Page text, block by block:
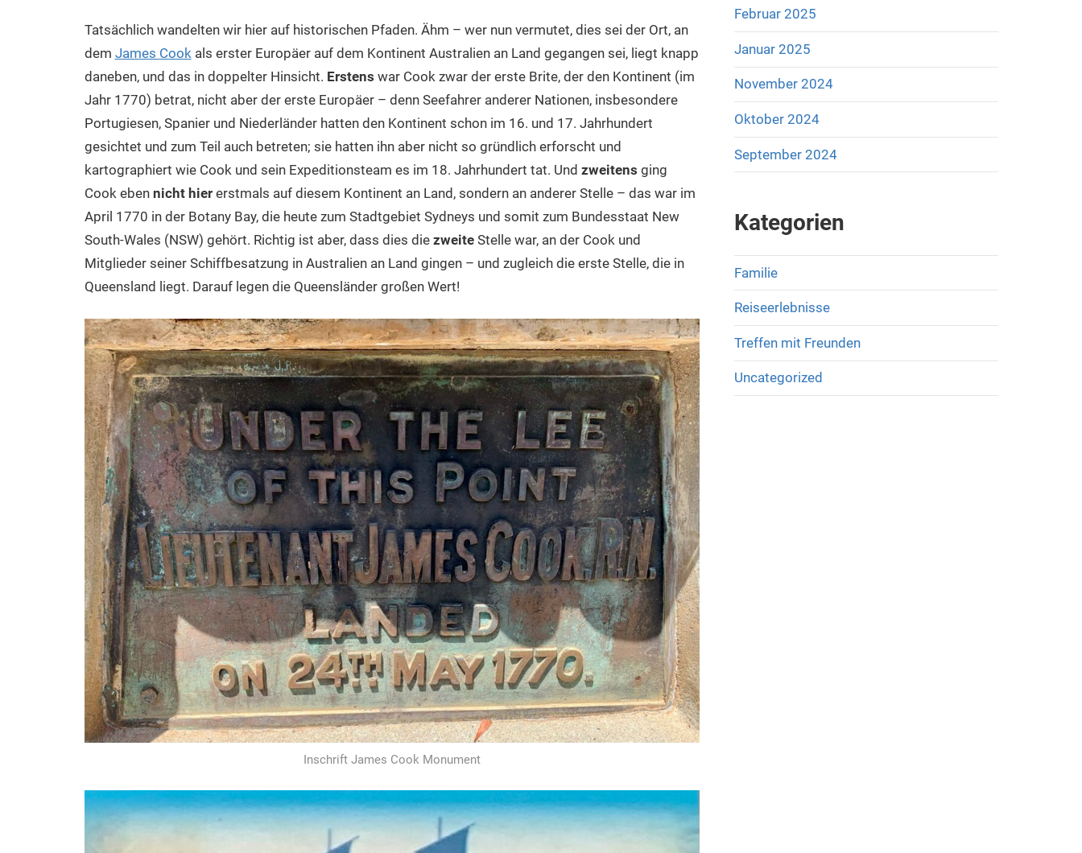
Tatsächlich wandelten wir hier auf historischen Pfaden. Ähm – wer nun vermutet, dies sei der Ort, an
dem James Cook als erster Europäer auf dem Kontinent Australien an Land gegangen sei, liegt knapp
daneben, und das in doppelter Hinsicht. Erstens war Cook zwar der erste Brite, der den Kontinent (im
Jahr 1770) betrat, nicht aber der erste Europäer – denn Seefahrer anderer Nationen, insbesondere
Portugiesen, Spanier und Niederländer hatten den Kontinent schon im 16. und 17. Jahrhundert
gesichtet und zum Teil auch betreten; sie hatten ihn aber nicht so gründlich erforscht und
kartographiert wie Cook und sein Expeditionsteam es im 18. Jahrhundert tat. Und zweitens ging
Cook eben nicht hiererstmals auf diesem Kontinent an Land, sondern an anderer Stelle – das war im
April 1770 in der Botany Bay, die heute zum Stadtgebiet Sydneys und somit zum Bundesstaat New
South-Wales (NSW) gehört. Richtig ist aber, dass dies die zweiteStelle war, an der Cook und
Mitglieder seiner Schiffbesatzung in Australien an Land gingen – und zugleich die erste Stelle, die in
Queensland liegt. Darauf legen die Queensländer großen Wert!
Inschrift James Cook Monument
Februar 2025
Januar 2025
November 2024
Oktober 2024
September 2024
Kategorien
Familie
Reiseerlebnisse
Treffen mit Freunden
Uncategorized